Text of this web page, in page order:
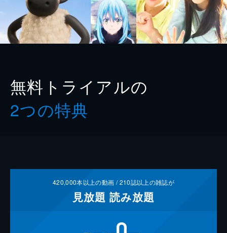
無料トライアルの
2つの特典
420,000本以上の動画 /210誌以上の雑誌が
見放題 読み放題